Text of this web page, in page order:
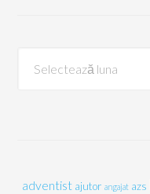
adventist ajutor angajat azs